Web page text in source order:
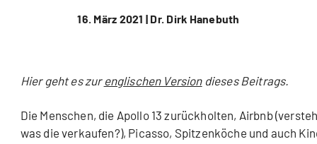
16. März 2021 | Dr. Dirk Hanebuth
Hier geht es zur englischen Versiondieses Beitrags.
Die Menschen, die Apollo 13 zurückholten, Airbnb
was die verkaufen?), Picasso, Spitzenköche und auch